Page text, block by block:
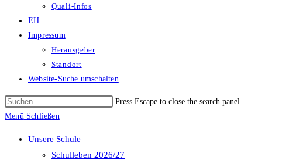
Quali-Infos
EH
Impressum
Herausgeber
Standort
Website-Suche umschalten
Press Escape to close the search panel.
Menü Schließen
Unsere Schule
Schulleben 2026/27